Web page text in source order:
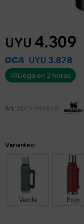
UYU 4.309
UYU 3.878
Llega en 2 horas
SDT4-996540
Variantes:
Verde Rojo